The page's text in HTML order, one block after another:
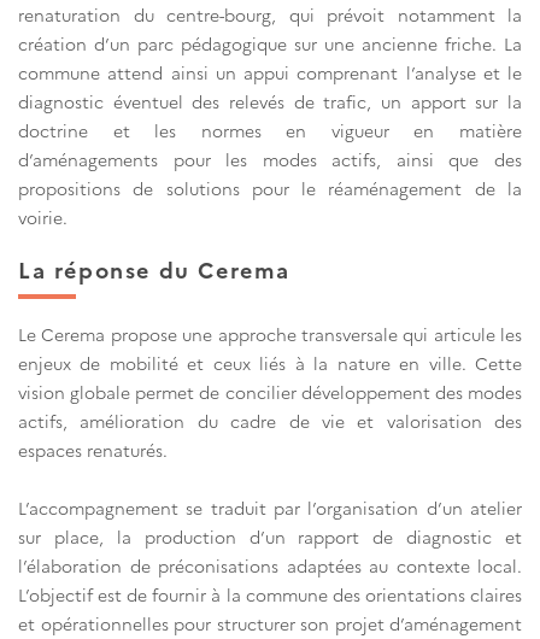
renaturation du centre-bourg, qui prévoit notamment la
création d’un parc pédagogique sur une ancienne friche. La
commune attend ainsi un appui comprenant l’analyse et le
diagnostic éventuel des relevés de trafic, un apport sur la
doctrine et les normes en vigueur en matière
d’aménagements pour les modes actifs, ainsi que des
propositions de solutions pour le réaménagement de la
voirie.
La réponse du Cerema
Le Cerema propose une approche transversale qui articule les
enjeux de mobilité et ceux liés à la nature en ville. Cette
vision globale permet de concilier développement des modes
actifs, amélioration du cadre de vie et valorisation des
espaces renaturés.
L’accompagnement se traduit par l’organisation d’un atelier
sur place, la production d’un rapport de diagnostic et
l’élaboration de préconisations adaptées au contexte local.
L’objectif est de fournir à la commune des orientations claires
et opérationnelles pour structurer son projet d’aménagement